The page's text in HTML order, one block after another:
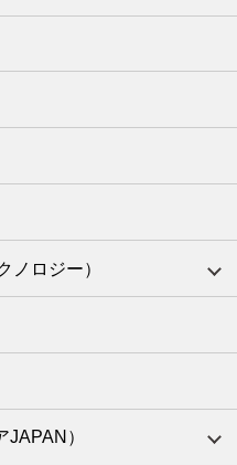
ノロジー）
）